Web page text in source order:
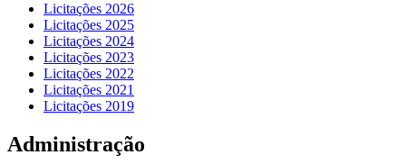
Licitações 2026
Licitações 2025
Licitações 2024
Licitações 2023
Licitações 2022
Licitações 2021
Licitações 2019
Administração